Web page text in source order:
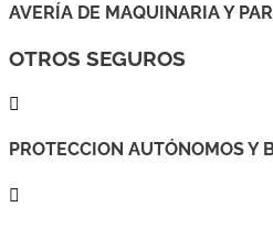
AVERÍA DE MAQUINARIA Y
OTROS SEGUROS

PROTECCION AUTÓNOMOS Y
